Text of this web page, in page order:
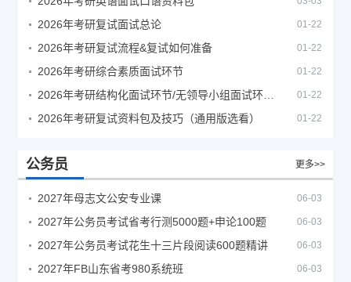
2026年考研复试面试总论 01-22
2026年考研复试流程&复试如何准备 01-22
2026年考研综合素质面试环节 01-22
01-22
2026年考研复试资料包及技巧（通用版选看） 01-22
公务员 更多>>
2027年母志文公安专业课 06-03
2027年公务员考试省考行测5000题+申论100题 06-03
2027年公务员考试花生十三片段阅读600题精讲 06-03
2027年FB山东省考980系统班 06-03